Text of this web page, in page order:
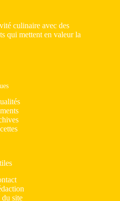
culinaire avec des
qui mettent en valeur la
du site